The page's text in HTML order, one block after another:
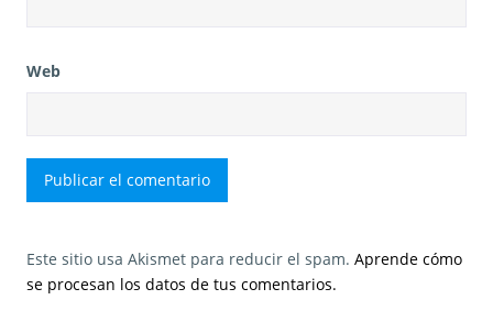
Web
Este sitio usa Akismet para reducir el spam. Aprende cómo
se procesan los datos de tus comentarios.